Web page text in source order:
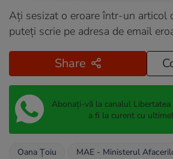
Ați sesizat o eroare într-un articol
puteți scrie pe adresa de email
Share
Abonați-vă la canalul
a fi la curent cu
Oana Țoiu
MAE - Ministerul